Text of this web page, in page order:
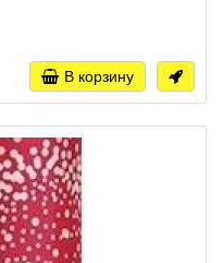
В корзину